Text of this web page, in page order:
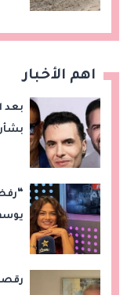
اهم الأخبار
بعد